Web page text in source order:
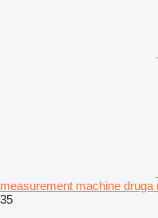
measurement machine
35